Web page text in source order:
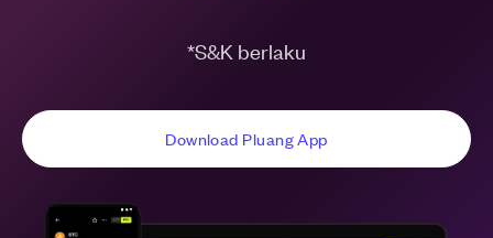
*S&K berlaku
Download Pluang App